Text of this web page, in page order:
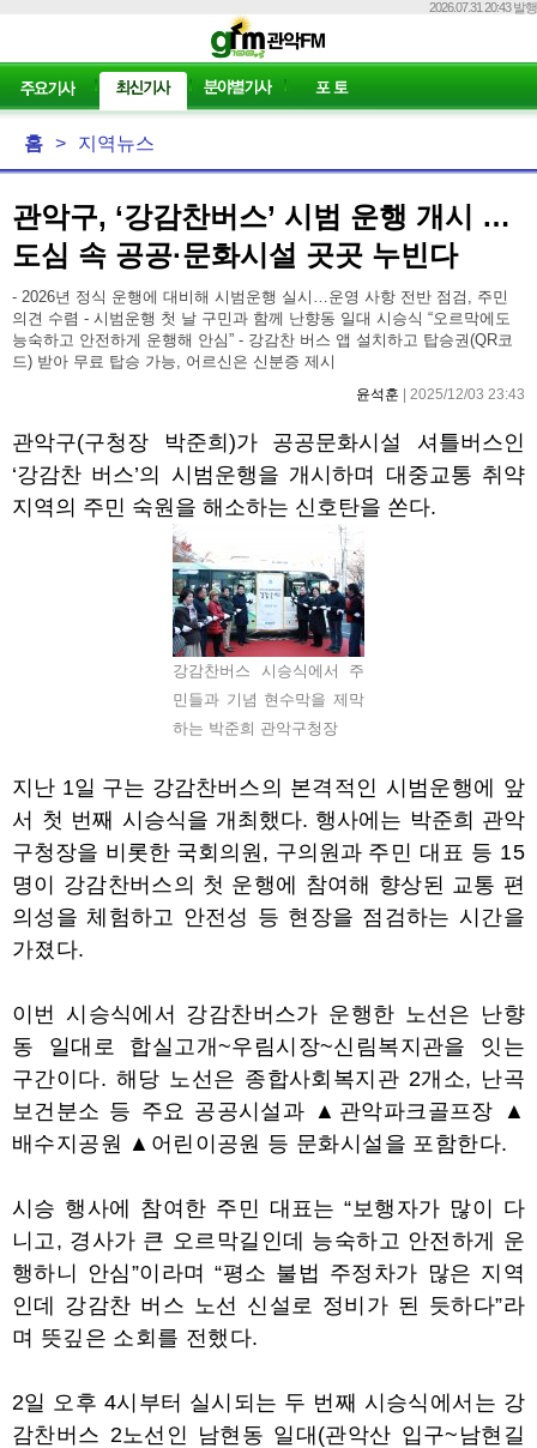
2026.07.31 20:43 발행
홈 > 지역뉴스
관악구, ‘강감찬버스’ 시범 운행 개시 …
도심 속 공공·문화시설 곳곳 누빈다
- 2026년 정식 운행에 대비해 시범운행 실시…운영 사항 전반 점검, 주민
의견 수렴 - 시범운행 첫 날 구민과 함께 난향동 일대 시승식 “오르막에도
능숙하고 안전하게 운행해 안심” - 강감찬 버스 앱 설치하고 탑승권(QR코
드) 받아 무료 탑승 가능, 어르신은 신분증 제시
윤석훈 | 2025/12/03 23:43
관악구(구청장 박준희 )가 공공문화시설 셔틀버스인
‘강감찬 버스’의 시범운행을 개시하며 대중교통 취약
지역의 주민 숙원을 해소하는 신호탄을 쏜다.
강감찬버스 시승식에서 주
민들과 기념 현수막을 제막
하는 박준희 관악구청장
지난 1일 구는 강감찬버스의 본격적인 시범운행에 앞
서 첫 번째 시승식을 개최했다. 행사에는 박준희 관악
구청장을 비롯한 국회의원 , 구의원과 주민 대표 등 15
명이 강감찬버스의 첫 운행에 참여해 향상된 교통 편
의성을 체험하고 안전성 등 현장을 점검하는 시간을
가졌다.
이번 시승식에서 강감찬버스가 운행한 노선은 난향
동 일대로 합실고개 ~우림시장~신림복지관을 잇는
구간이다. 해당 노선은 종합사회복지관 2개소, 난곡
보건분소 등 주요 공공시설과 ▲ 관악파크골프장 ▲
배수지공원 ▲ 어린이공원 등 문화시설을 포함한다.
시승 행사에 참여한 주민 대표는“보행자가 많이 다
니고, 경사가 큰 오르막길인데 능숙하고 안전하게 운
행하니 안심”이라며“평소 불법 주정차가 많은 지역
인데 강감찬 버스 노선 신설로 정비가 된 듯하다”라
며 뜻깊은 소회를 전했다.
2일 오후 4시부터 실시되는 두 번째 시승식에서는 강
감찬버스 2노선인 남현동 일대 (관악산 입구~ 남현길